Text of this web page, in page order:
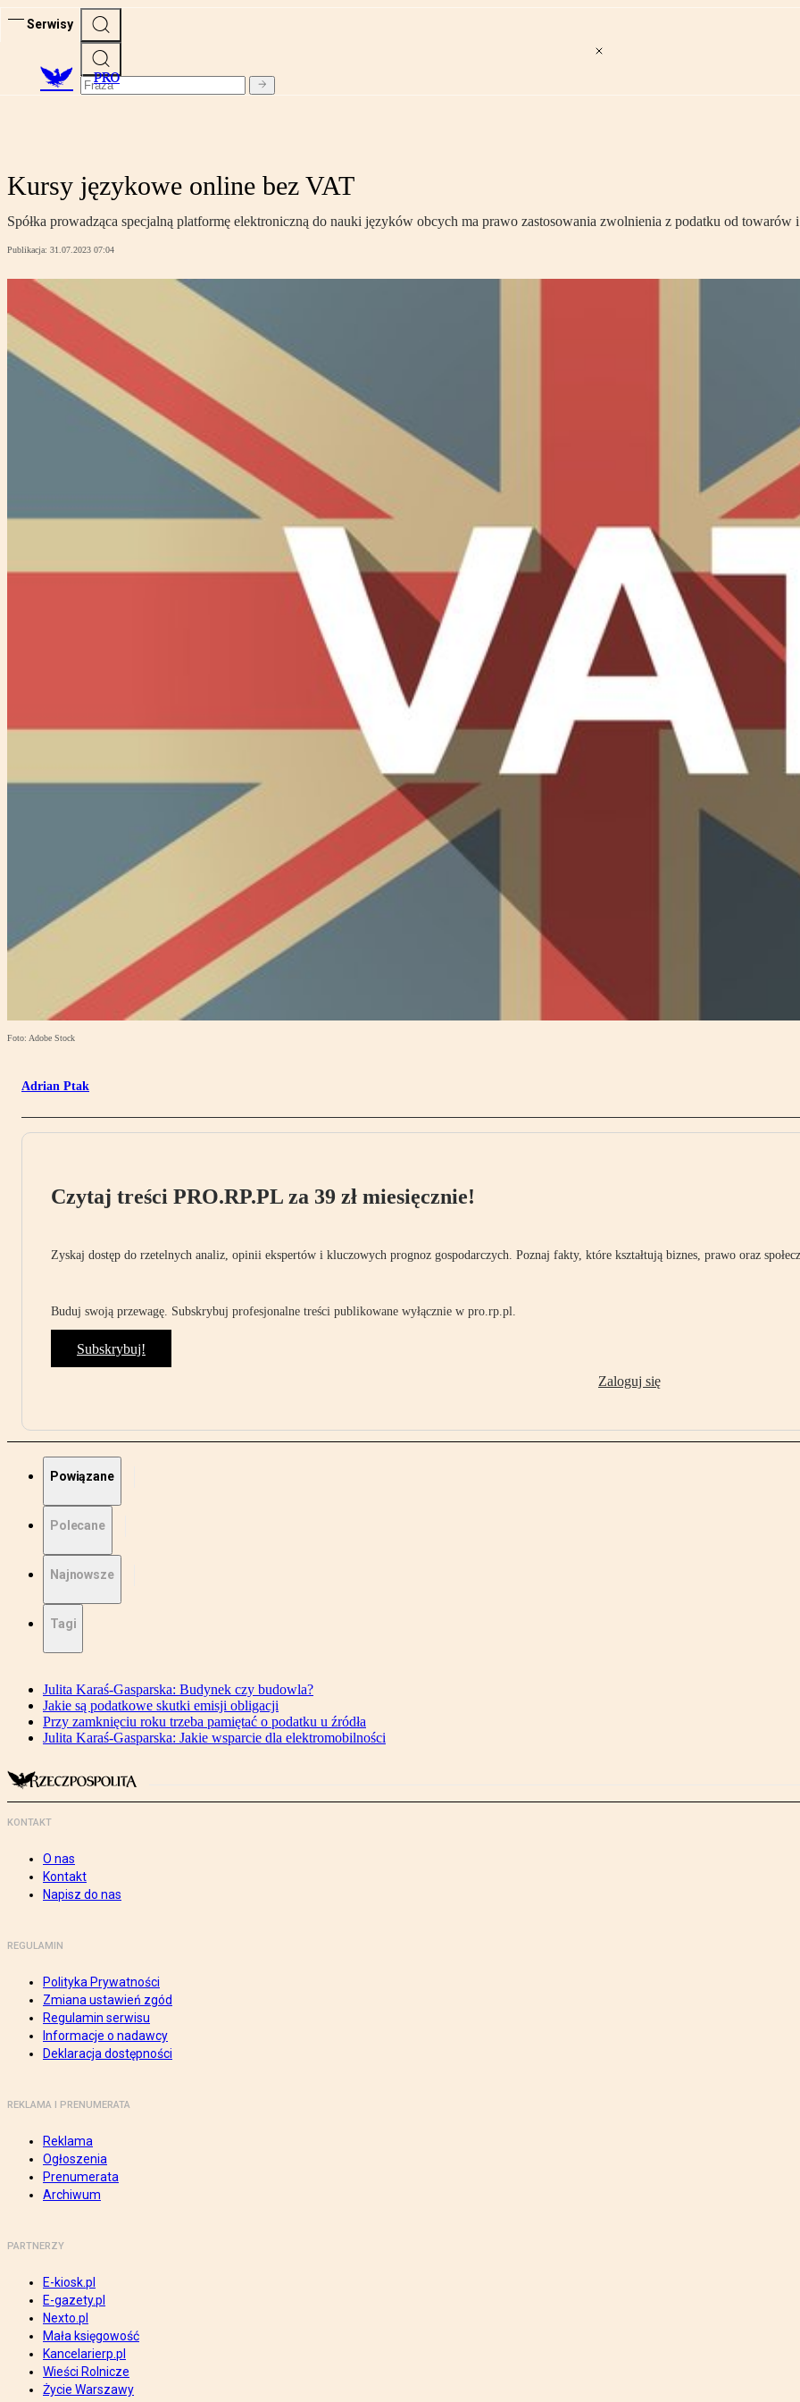
Serwisy
PRO
Kursy językowe online bez VAT
Spółka prowadząca specjalną platformę elektroniczną do nauki języków obcych ma prawo zastosowania zwolnienia z podatku od towarów i
Publikacja: 31.07.2023 07:04
Foto: Adobe Stock
Adrian Ptak
Czytaj treści PRO.RP.PL za 39 zł miesięcznie!
Zyskaj dostęp do rzetelnych analiz, opinii ekspertów i kluczowych prognoz gospodarczych. Poznaj fakty, które kształtują biznes, prawo oraz
Buduj swoją przewagę. Subskrybuj profesjonalne treści publikowane wyłącznie w pro.rp.pl.
Subskrybuj!
Zaloguj się
Powiązane
Polecane
Najnowsze
Tagi
Julita Karaś-Gasparska: Budynek czy budowla?
Jakie są podatkowe skutki emisji obligacji
Przy zamknięciu roku trzeba pamiętać o podatku u źródła
Julita Karaś-Gasparska: Jakie wsparcie dla elektromobilności
KONTAKT
O nas
Kontakt
Napisz do nas
REGULAMIN
Polityka Prywatności
Zmiana ustawień zgód
Regulamin serwisu
Informacje o nadawcy
Deklaracja dostępności
REKLAMA I PRENUMERATA
Reklama
Ogłoszenia
Prenumerata
Archiwum
PARTNERZY
E-kiosk.pl
E-gazety.pl
Nexto.pl
Mała księgowość
Kancelarierp.pl
Wieści Rolnicze
Życie Warszawy